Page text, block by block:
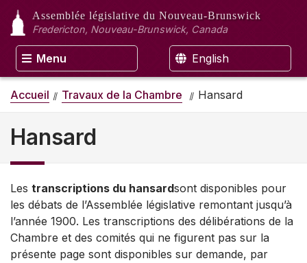
Assemblée législative du Nouveau-Brunswick
Fredericton, Nouveau-Brunswick, Canada
Menu English
Accueil Travaux de la Chambre Hansard
Hansard
Les transcriptions du hansardsont disponibles pour
les débats de l’Assemblée législative remontant jusqu’à
l’année 1900. Les transcriptions des délibérations de la
Chambre et des comités qui ne figurent pas sur la
présente page sont disponibles sur demande, par